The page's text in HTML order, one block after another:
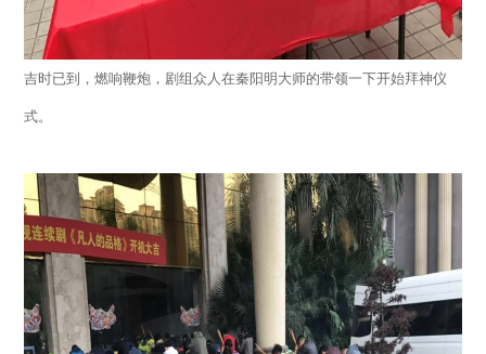
吉时已到，燃响鞭炮，剧组众人在秦阳明大师的带领一下开始拜神仪
式。